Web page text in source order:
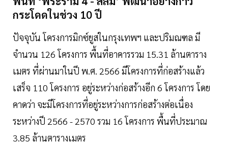
กระโดดในช่วง 10 ปี
ปัจจุบัน โครงการมิกซ์ยูสในกรุงเทพฯ และปริมณฑล มี
จำนวน 126 โครงการ พื้นที่อาคารรวม 15.31 ล้านตาราง
เมตร ที่ผ่านมาในปี พ.ศ. 2566 มีโครงการที่ก่อสร้างแล้ว
เสร็จ 110 โครงการ อยู่ระหว่างก่อสร้างอีก 6 โครงการ โดย
คาดว่า จะมีโครงการที่อยู่ระหว่างการก่อสร้างต่อเนื่อง
ระหว่างปี 2566 - 2570 รวม 16 โครงการ พื้นที่ประมาณ
3.85 ล้านตารางเมตร